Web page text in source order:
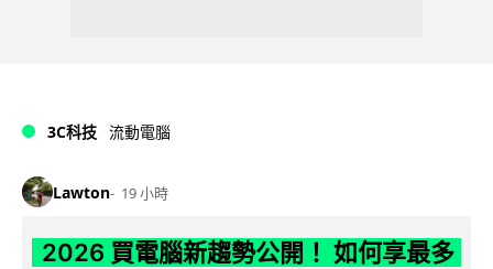
3C科技 流動電腦
Lawton 19 小時
2026 買電腦新趨勢公開！ 如何享最多